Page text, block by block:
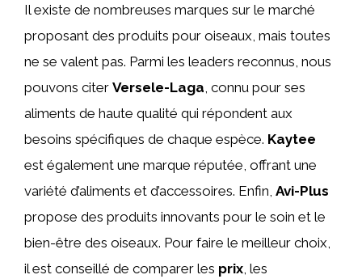
Il existe de nombreuses marques sur le marché
proposant des produits pour oiseaux, mais toutes
ne se valent pas. Parmi les leaders reconnus, nous
pouvons citer Versele-Laga , connu pour ses
aliments de haute qualité qui répondent aux
besoins spécifiques de chaque espèce. Kaytee
est également une marque réputée, offrant une
variété d’aliments et d’accessoires. Enfin, Avi-Plus
propose des produits innovants pour le soin et le
bien-être des oiseaux. Pour faire le meilleur choix,
il est conseillé de comparer les prix , les